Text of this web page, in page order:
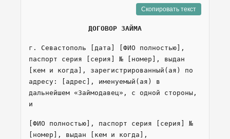
Скопировать текст
ДОГОВОР ЗАЙМА
г. Севастополь [дата] [ФИО полностью],
паспорт серия [серия] № [номер], выдан
[кем и когда], зарегистрированный(ая) по
адресу: [адрес], именуемый(ая) в
дальнейшем «Займодавец», с одной стороны,
и
[ФИО полностью], паспорт серия [серия] №
[номер], выдан [кем и когда],